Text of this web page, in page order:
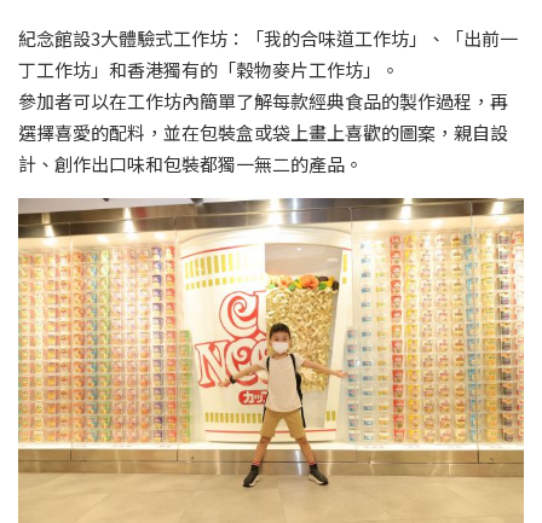
紀念館設3大體驗式工作坊：「我的合味道工作坊」、「出前一
丁工作坊」和香港獨有的「榖物麥片工作坊」。
參加者可以在工作坊內簡單了解每款經典食品的製作過程，再
選擇喜愛的配料，並在包裝盒或袋上畫上喜歡的圖案，親自設
計、創作出口味和包裝都獨一無二的產品。